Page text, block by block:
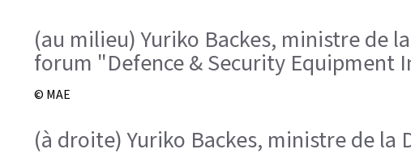
(au milieu) Yuriko Backes, ministre de
forum "Defence & Security Equipment
© MAE
(à droite) Yuriko Backes, ministre de la